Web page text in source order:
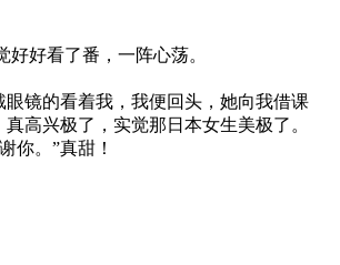
好看了番，一阵心荡。
镜的看着我，我便回头，她向我借课
高兴极了，实觉那日本女生美极了。
你。”真甜！